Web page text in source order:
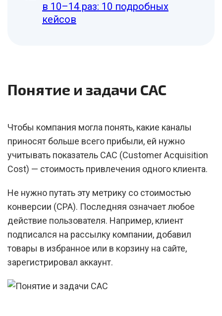
в 10–14 раз: 10 подробных
кейсов
Понятие и задачи CAC
Чтобы компания могла понять, какие каналы
приносят больше всего прибыли, ей нужно
учитывать показатель САС (Customer Acquisition
Cost) — стоимость привлечения одного клиента.
Не нужно путать эту метрику со стоимостью
конверсии (CPA). Последняя означает любое
действие пользователя. Например, клиент
подписался на рассылку компании, добавил
товары в избранное или в корзину на сайте,
зарегистрировал аккаунт.